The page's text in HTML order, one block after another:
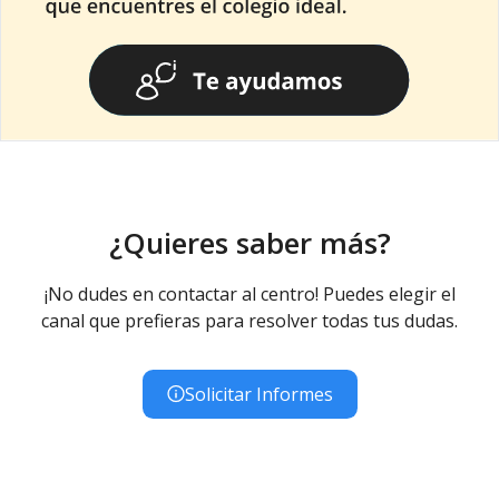
¿Quieres saber más?
¡No dudes en contactar al centro! Puedes elegir el
canal que prefieras para resolver todas tus dudas.
Solicitar Informes